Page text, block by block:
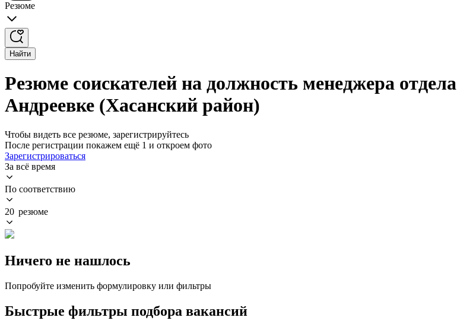
Резюме
Найти
Резюме соискателей на должность менеджера
Андреевке (Хасанский район)
Чтобы видеть все резюме, зарегистрируйтесь
После регистрации покажем ещё 1 и откроем фото
Зарегистрироваться
За всё время
По соответствию
20 резюме
Ничего не нашлось
Попробуйте изменить формулировку или фильтры
Быстрые фильтры подбора вакансий